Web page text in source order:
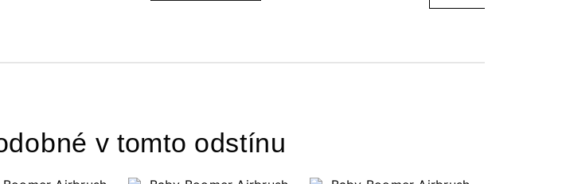
v tomto odstínu